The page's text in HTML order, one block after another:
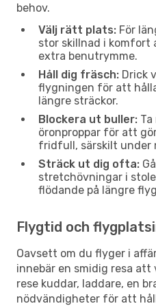
behov.
Välj rätt plats: För
stor skillnad i komfort
extra benutrymme.
Håll dig fräsch: Drick
flygningen för att
längre sträckor.
Blockera ut buller:
öronproppar för att
fridfull, särskilt under
Sträck ut dig ofta:
stretchövningar i
flödande på längre
Flygtid och
Oavsett om du flyger i
innebär en smidig resa att
rese kuddar, laddare, en
nödvändigheter för att